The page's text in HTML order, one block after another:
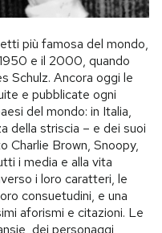
più famosa del mondo,
e il 2000, quando
Schulz. Ancora oggi le
e pubblicate ogni
del mondo: in Italia,
della striscia – e dei suoi
Charlie Brown, Snoopy,
i media e alla vita
i loro caratteri, le
consuetudini, e una
aforismi e citazioni. Le
dei personaggi